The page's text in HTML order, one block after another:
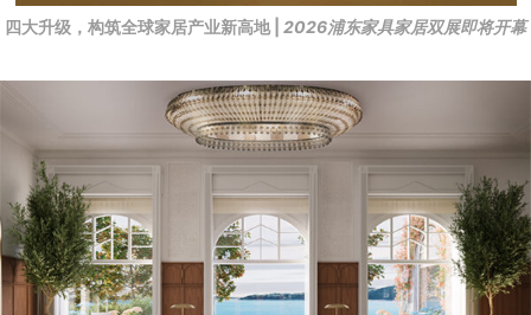
四大升级，构筑全球家居产业新高地 | 2026浦东家具家居双展即将开幕